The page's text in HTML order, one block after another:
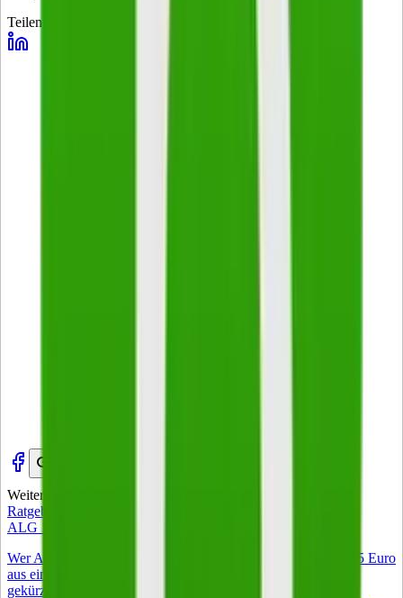
Teilen:
Weitere Artikel
Ratgeber
ALG 1 Zuverdienst – was 2026 gilt
Wer Arbeitslosengeld I bezieht, darf 2026 monatlich bis zu 165 Euro
aus einem Nebenjob behalten, ohne dass das Arbeitslosengeld
gekürzt wird. Voraussetzung ist, dass die wöchentliche